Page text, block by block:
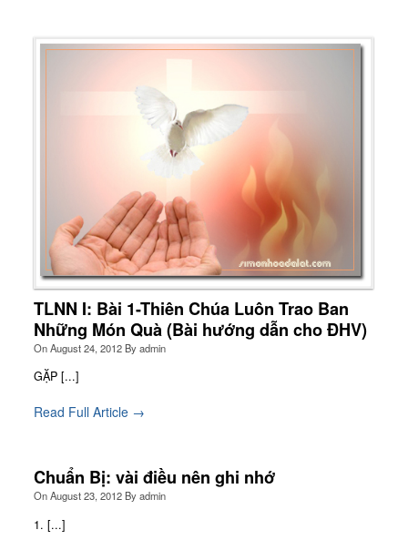
TLNN I: Bài 1-Thiên Chúa Luôn Trao Ban
Những Món Quà (Bài hướng dẫn cho ĐHV)
OnAugust 24, 2012Byadmin
GẶP [...]
Read Full Article →
Chuẩn Bị: vài điều nên ghi nhớ
OnAugust 23, 2012Byadmin
1. [...]